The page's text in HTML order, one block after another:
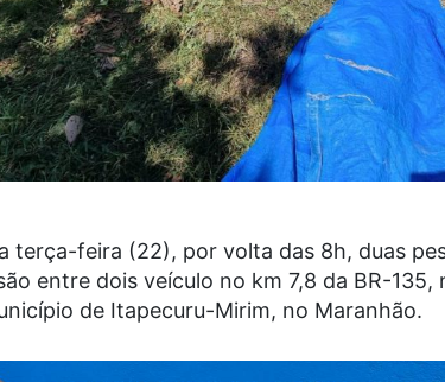
terça-feira (22), por volta das 8h, duas
entre dois veículo no km 7,8 da BR-135,
de Itapecuru-Mirim, no Maranhão.